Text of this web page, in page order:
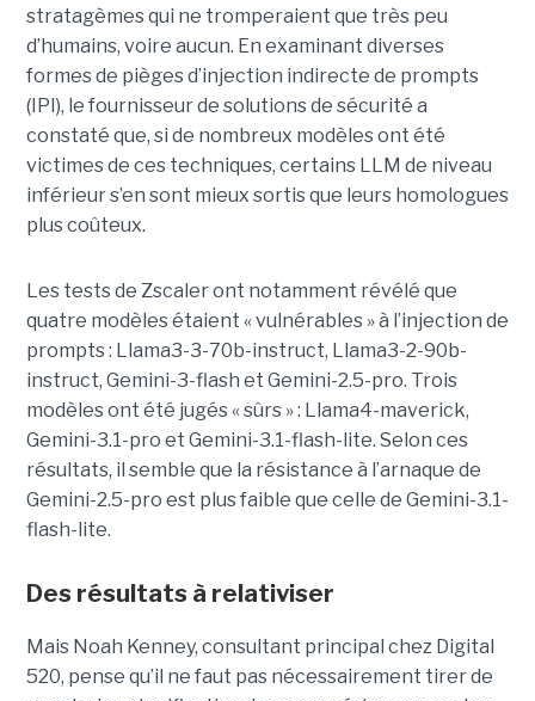
stratagèmes qui ne tromperaient que très peu
d’humains, voire aucun. En examinant diverses
formes de pièges d’injection indirecte de prompts
(IPI), le fournisseur de solutions de sécurité a
constaté que, si de nombreux modèles ont été
victimes de ces techniques, certains LLM de niveau
inférieur s’en sont mieux sortis que leurs homologues
plus coûteux.
Les tests de Zscaler ont notamment révélé que
quatre modèles étaient « vulnérables » à l’injection de
prompts : Llama3-3-70b-instruct, Llama3-2-90b-
instruct, Gemini-3-flash et Gemini-2.5-pro. Trois
modèles ont été jugés « sûrs » : Llama4-maverick,
Gemini-3.1-pro et Gemini-3.1-flash-lite. Selon ces
résultats, il semble que la résistance à l’arnaque de
Gemini-2.5-pro est plus faible que celle de Gemini-3.1-
flash-lite.
Des résultats à relativiser
Mais Noah Kenney, consultant principal chez Digital
520, pense qu’il ne faut pas nécessairement tirer de